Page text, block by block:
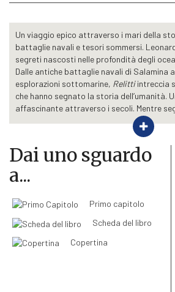
Un viaggio epico attraverso i mari della
battaglie navali e tesori sommersi.
segreti nascosti nelle profondità degli
Dalle antiche battaglie navali di Salamina
esplorazioni sottomarine, Relittiintreccia
che hanno segnato la storia dell’umanità.
affascinante attraverso i secoli. Mentre
esploratori, scienziati e cercatori di tesori,
ogni relitto è una capsula del tempo che
riscoperta. Da naufragi leggendari a
recupero,
Relittici invita a esplorare un
storia, scienza e avventura si fondono in
appassionante.
Combinando rigorosa ricerca storica e
l’autore riporta alla luce vicende
naufragio delPolluce , la misteriosa
Saint-Exupéry
capitolo rivela un nuovo aspetto della
storici in racconti vividi e coinvolgenti.
custode di memoria, un archivio che deve
Dai uno sguardo
a...
Primo capitolo
Scheda del libro
Copertina